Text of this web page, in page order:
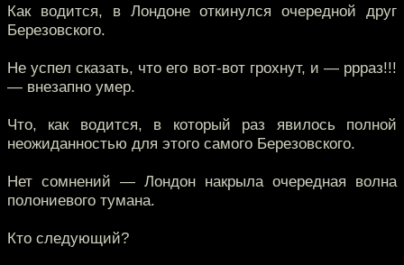
Как водится, в Лондоне откинулся очередной друг
Березовского.
Не успел сказать, что его вот-вот грохнут, и — ррраз!!!
— внезапно умер.
Что, как водится, в который раз явилось полной
неожиданностью для этого самого Березовского.
Нет сомнений — Лондон накрыла очередная волна
полониевого тумана.
Кто следующий?